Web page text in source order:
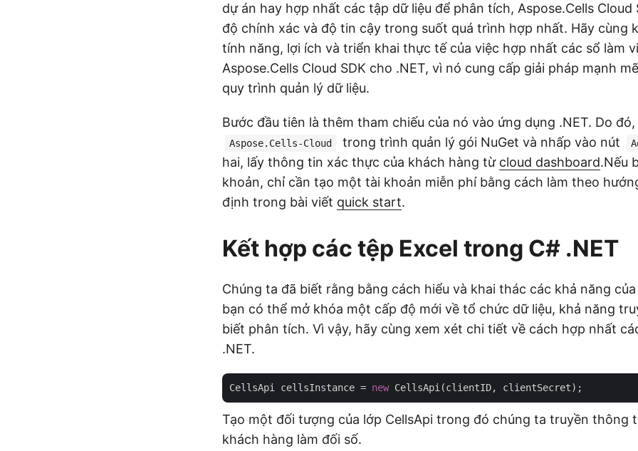
dự án hay hợp nhất các tập dữ liệu để phân tích, Aspose.Cells Cloud
độ chính xác và độ tin cậy trong suốt quá trình hợp nhất. Hãy cùng
tính năng, lợi ích và triển khai thực tế của việc hợp nhất các sổ làm
Aspose.Cells Cloud SDK cho .NET, vì nó cung cấp giải pháp mạnh
quy trình quản lý dữ liệu.
Bước đầu tiên là thêm tham chiếu của nó vào ứng dụng .NET. Do
Aspose.Cells-Cloud trong trình quản lý gói NuGet và nhấp vào nút
hai, lấy thông tin xác thực của khách hàng từ cloud dashboard.Nếu
khoản, chỉ cần tạo một tài khoản miễn phí bằng cách làm theo
định trong bài viết quick start.
Kết hợp các tệp Excel trong C# .NET
Chúng ta đã biết rằng bằng cách hiểu và khai thác các khả năng của
bạn có thể mở khóa một cấp độ mới về tổ chức dữ liệu, khả năng
biết phân tích. Vì vậy, hãy cùng xem xét chi tiết về cách hợp nhất
.NET.
CellsApi cellsInstance = new
Tạo một đối tượng của lớp CellsApi trong đó chúng ta truyền thông
khách hàng làm đối số.